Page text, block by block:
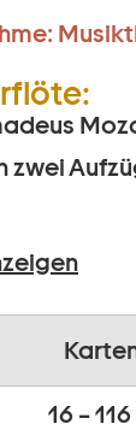
zwei
16 –